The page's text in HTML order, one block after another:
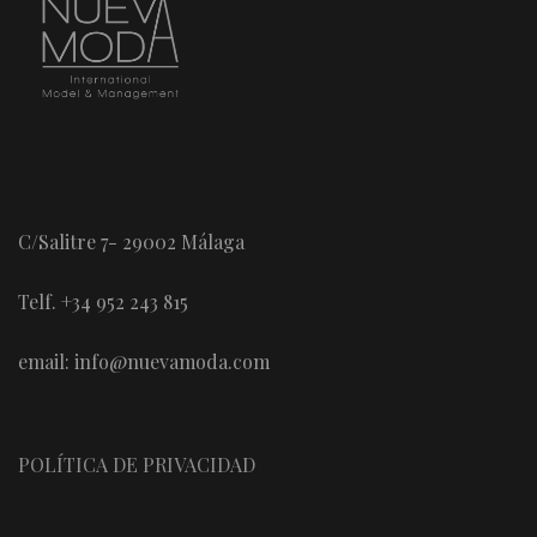
C/Salitre 7- 29002 Málaga
Telf. +34 952 243 815
email: info@nuevamoda.com
POLÍTICA DE PRIVACIDAD